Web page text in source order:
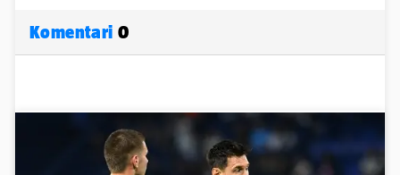
Komentari 0